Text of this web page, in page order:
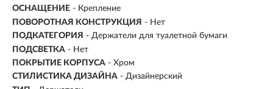
ОСНАЩЕНИЕ - Крепление
ПОВОРОТНАЯ КОНСТРУКЦИЯ - Нет
ПОДКАТЕГОРИЯ - Держатели для туалетной бумаги
ПОДСВЕТКА - Нет
ПОКРЫТИЕ КОРПУСА - Хром
СТИЛИСТИКА ДИЗАЙНА - Дизайнерский